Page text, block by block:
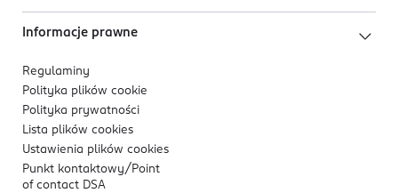
Informacje prawne
Regulaminy
Polityka plików cookie
Polityka prywatności
Lista plików cookies
Ustawienia plików cookies
Punkt kontaktowy/ Point
of contact DSA